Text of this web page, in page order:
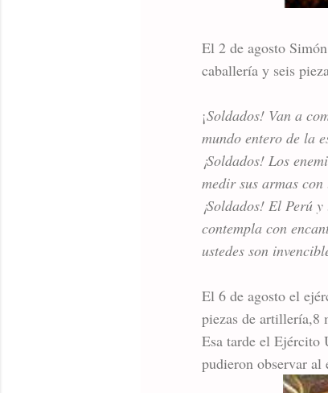
El 2 de agosto
caballería y seis
¡Soldados! Van a
mundo entero de la
¡Soldados! Los
medir sus armas
¡Soldados! El Perú
contempla con
ustedes son
El 6 de agosto el
piezas de artillería,8​
Esa tarde el Ejército
pudieron observar al